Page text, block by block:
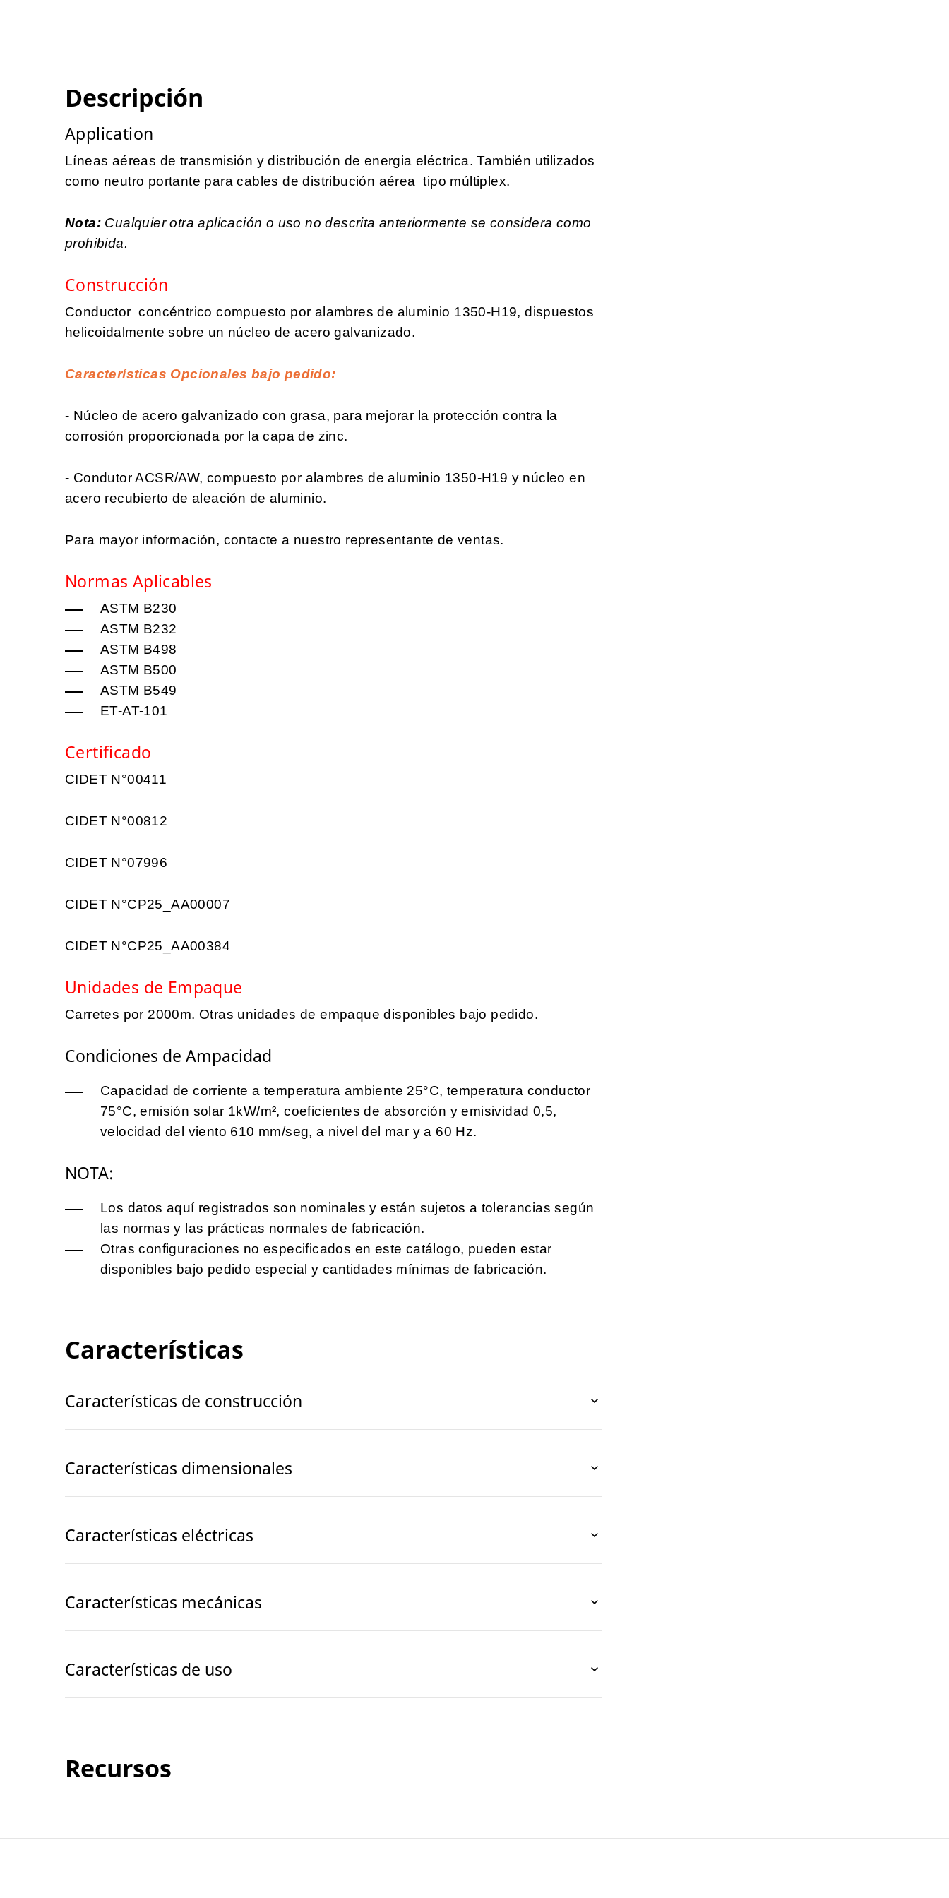
Descripción
Application
Líneas aéreas de transmisión y distribución de energia eléctrica. También utilizados
como neutro portante para cables de distribución aérea tipo múltiplex.
Nota: Cualquier otra aplicación o uso no descrita anteriormente se considera como
prohibida.
Construcción
Conductor concéntrico compuesto por alambres de aluminio 1350-H19, dispuestos
helicoidalmente sobre un núcleo de acero galvanizado.
Características Opcionales bajo pedido:
- Núcleo de acero galvanizado con grasa, para mejorar la protección contra la
corrosión proporcionada por la capa de zinc.
- Condutor ACSR/AW, compuesto por alambres de aluminio 1350-H19 y núcleo en
acero recubierto de aleación de aluminio.
Para mayor información, contacte a nuestro representante de ventas.
Normas Aplicables
ASTM B230
ASTM B232
ASTM B498
ASTM B500
ASTM B549
ET-AT-101
Certificado
CIDET N°00411
CIDET N°00812
CIDET N°07996
CIDET N°CP25_AA00007
CIDET N°CP25_AA00384
Unidades de Empaque
Carretes por 2000m. Otras unidades de empaque disponibles bajo pedido.
Condiciones de Ampacidad
Capacidad de corriente a temperatura ambiente 25°C, temperatura conductor
75°C, emisión solar 1kW/m², coeficientes de absorción y emisividad 0,5,
velocidad del viento 610 mm/seg, a nivel del mar y a 60 Hz.
NOTA:
Los datos aquí registrados son nominales y están sujetos a tolerancias según
las normas y las prácticas normales de fabricación.
Otras configuraciones no especificados en este catálogo, pueden estar
disponibles bajo pedido especial y cantidades mínimas de fabricación.
Características
Características de construcción
Características dimensionales
Características eléctricas
Características mecánicas
Características de uso
Recursos